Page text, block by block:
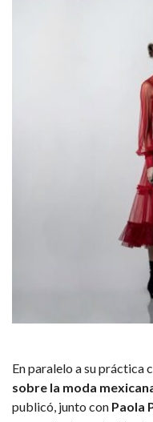
En paralelo a su práctica
sobre la moda
publicó, junto con Paola